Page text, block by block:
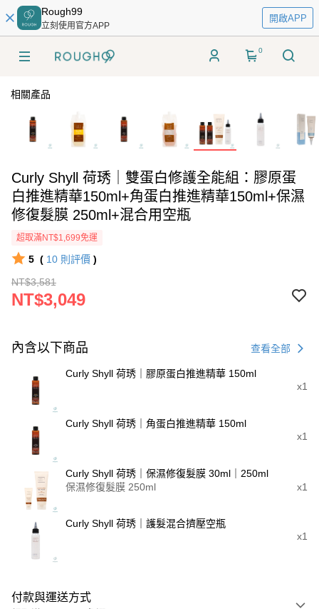
Rough99
立刻使用官方APP
開啟APP
0
相關產品
Curly Shyll 荷琇｜雙蛋白修護全能組：膠原蛋
白推進精華150ml+角蛋白推進精華150ml+保濕
修復髮膜 250ml+混合用空瓶
超取滿NT$1,699免運
5 ( 10 則評價 )
NT$3,581
NT$3,049
內含以下商品 查看全部
Curly Shyll 荷琇｜膠原蛋白推進精華 150ml
x1
Curly Shyll 荷琇｜角蛋白推進精華 150ml
x1
Curly Shyll 荷琇｜保濕修復髮膜 30ml｜250ml
保濕修復髮膜 250ml
x1
Curly Shyll 荷琇｜護髮混合擠壓空瓶
x1
付款與運送方式